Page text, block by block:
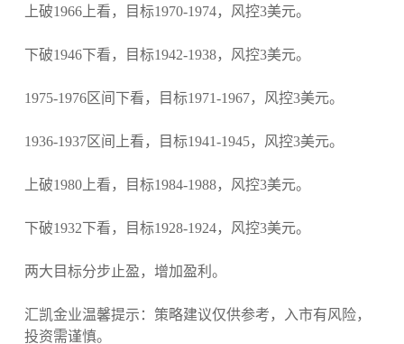
上破1966上看，目标1970-1974，风控3美元。
下破1946下看，目标1942-1938，风控3美元。
1975-1976区间下看，目标1971-1967，风控3美元。
1936-1937区间上看，目标1941-1945，风控3美元。
上破1980上看，目标1984-1988，风控3美元。
下破1932下看，目标1928-1924，风控3美元。
两大目标分步止盈，增加盈利。
汇凯金业温馨提示：策略建议仅供参考，入市有风险，
投资需谨慎。